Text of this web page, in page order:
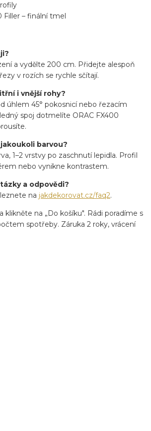
Filler – finální tmel
a vydělte 200 cm. Přidejte alespoň
v rozích se rychle sčítají.
i vnější rohy?
úhlem 45° pokosnicí nebo řezacím
spoj dotmelíte ORAC FX400
barvou?
1–2 vrstvy po zaschnutí lepidla. Profil
nebo vynikne kontrastem.
a odpovědi?
na jakdekorovat.cz/faq2.
klikněte na „Do košíku". Rádi poradíme s
spotřeby. Záruka 2 roky, vrácení